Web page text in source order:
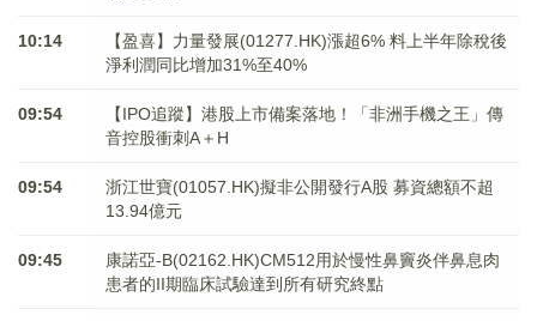
10:14
【盈喜】力量發展(01277.HK)漲超6% 料上半年除稅後
淨利潤同比增加31%至40%
09:54
【IPO追蹤】港股上市備案落地！「非洲手機之王」傳
音控股衝刺A＋H
09:54
浙江世寶(01057.HK)擬非公開發行A股 募資總額不超
13.94億元
09:45
康諾亞-B(02162.HK)CM512用於慢性鼻竇炎伴鼻息肉
患者的II期臨床試驗達到所有研究終點